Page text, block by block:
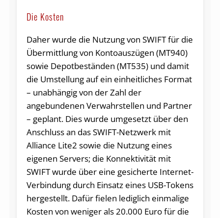
Die Kosten
Daher wurde die Nutzung von SWIFT für die
Übermittlung von Kontoauszügen (MT940)
sowie Depotbeständen (MT535) und damit
die Umstellung auf ein einheitliches Format
– unabhängig von der Zahl der
angebundenen Verwahrstellen und Partner
– geplant. Dies wurde umgesetzt über den
Anschluss an das SWIFT-Netzwerk mit
Alliance Lite2 sowie die Nutzung eines
eigenen Servers; die Konnektivität mit
SWIFT wurde über eine gesicherte Internet-
Verbindung durch Einsatz eines USB-Tokens
hergestellt. Dafür fielen lediglich einmalige
Kosten von weniger als 20.000 Euro für die